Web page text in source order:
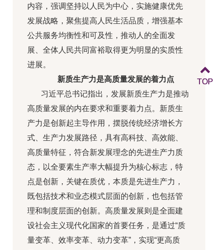
内容，强调坚持以人民为中心，实施健康优先
发展战略，聚焦提高人民生活品质，增强基本
公共服务均衡性和可及性，推动人的全面发
展、全体人民共同富裕取得更为明显的实质性
进展。
新质生产力是高质量发展的着力点
习近平总书记指出，发展新质生产力是推动
高质量发展的内在要求和重要着力点。新质生
产力是创新起主导作用，摆脱传统经济增长方
式、生产力发展路径，具有高科技、高效能、
高质量特征，符合新发展理念的先进生产力质
态，以全要素生产率大幅提升为核心标志，特
点是创新，关键在质优，本质是先进生产力，
既包括技术和业态模式层面的创新，也包括管
理和制度层面的创新。高质量发展则是全面建
设社会主义现代化国家的首要任务，是通过“质
量变革、效率变革、动力变革”，实现“更高质
TOP
TOP